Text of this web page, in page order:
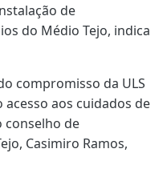
de
do Médio Tejo, indica
compromisso da ULS
aos cuidados de
conselho de
Casimiro Ramos,